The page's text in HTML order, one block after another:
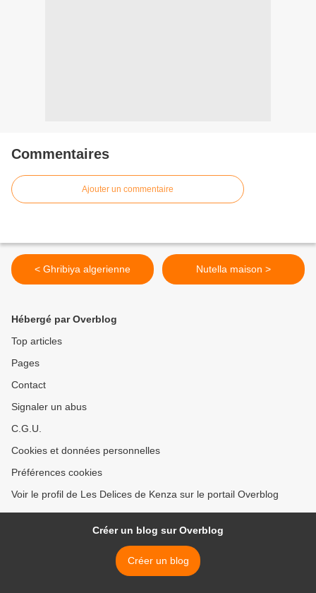
Commentaires
Ajouter un commentaire
< Ghribiya algerienne Nutella maison >
Hébergé par Overblog
Top articles
Pages
Contact
Signaler un abus
C.G.U.
Cookies et données personnelles
Préférences cookies
Voir le profil de Les Delices de Kenza sur le portail Overblog
Créer un blog sur Overblog
Créer un blog